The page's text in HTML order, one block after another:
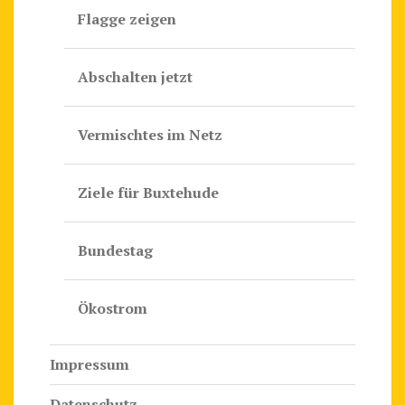
Flagge zeigen
Abschalten jetzt
Vermischtes im Netz
Ziele für Buxtehude
Bundestag
Ökostrom
Impressum